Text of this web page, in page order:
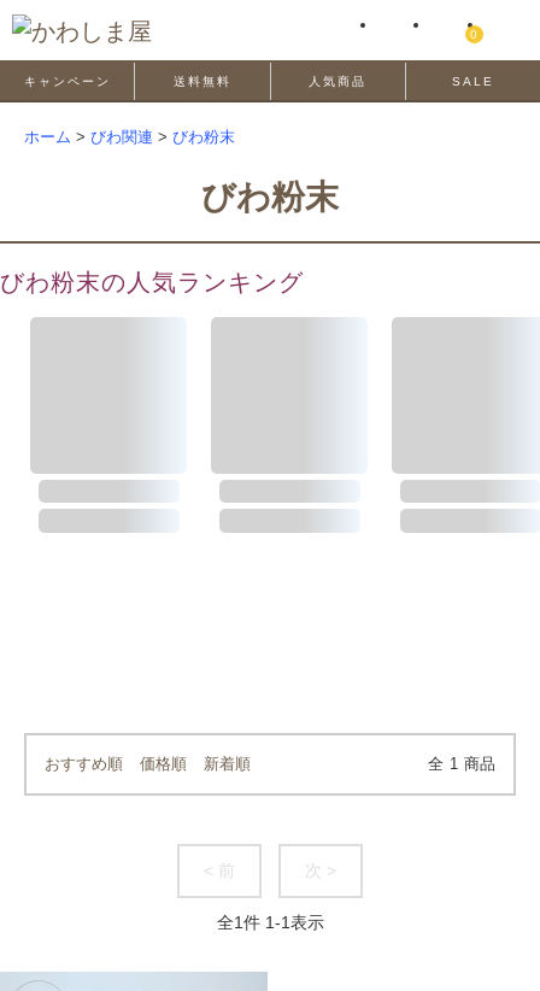
0
キャンペーン 送料無料 人気商品 SALE
ホーム > びわ関連 > びわ粉末
びわ粉末
びわ粉末の人気ランキング
おすすめ順 価格順 新着順 全 1 商品
< 前 次 >
全1件 1-1表示